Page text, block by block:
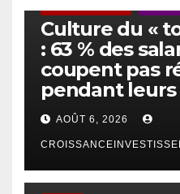
Culture du «
: 63 % des
coupent pas
pendant leurs
AOÛT 6, 2026